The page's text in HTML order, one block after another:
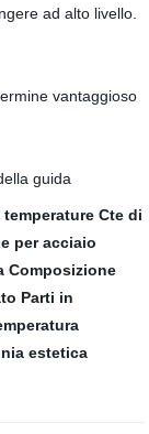
ad alto livello.
vantaggioso
guida
Cte di
per acciaio
Composizione
Parti in
estetica